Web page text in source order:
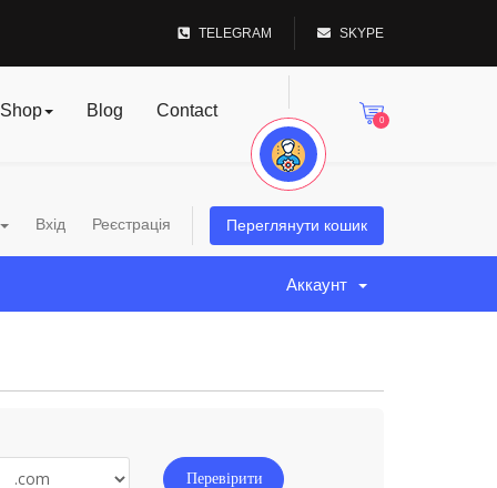
TELEGRAM SKYPE
0
Shop Blog Contact
Вхід Реєстрація Переглянути кошик
Аккаунт
Перевірити